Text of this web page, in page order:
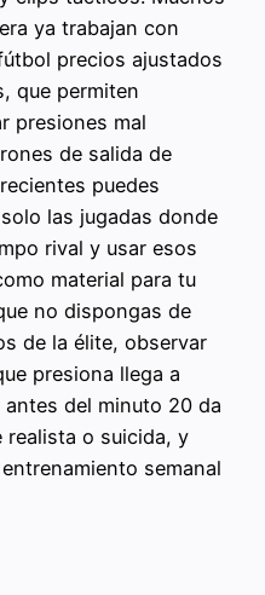
ya trabajan con
precios ajustados
que permiten
presiones mal
de salida de
puedes
las jugadas donde
rival y usar esos
material para tu
no dispongas de
de la élite, observar
presiona llega a
del minuto 20 da
realista o suicida, y
semanal